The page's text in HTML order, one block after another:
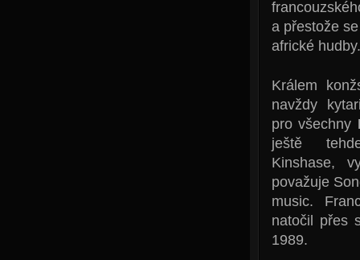
a přestože
africké hudby.
Králem
navždy
pro všechny
ještě
Kinshase,
považuje
music.
natočil přes
1989.